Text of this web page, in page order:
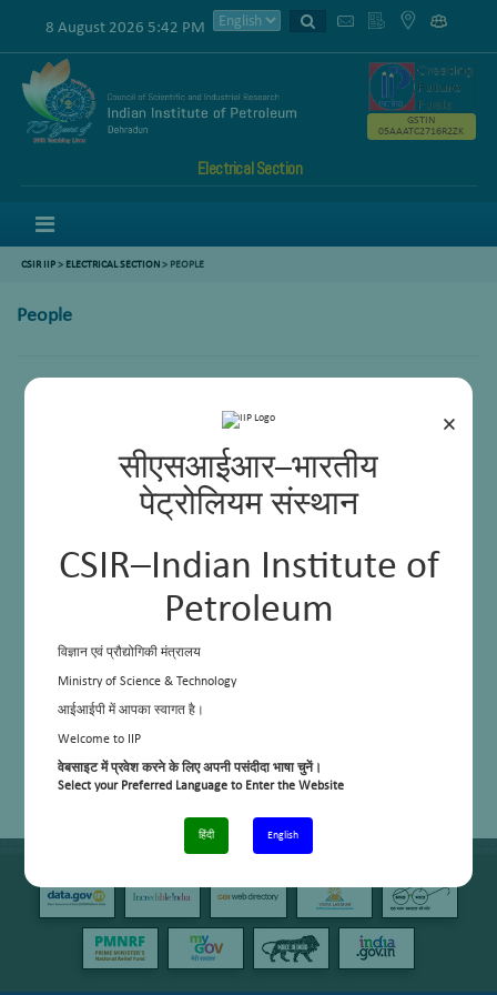
×
सीएसआईआर–भारतीय
पेट्रोलियम संस्थान
CSIR–Indian Institute of
Petroleum
विज्ञान एवं प्रौद्योगिकी मंत्रालय
Ministry of Science & Technology
आईआईपी में आपका स्वागत है।
Welcome to IIP
वेबसाइट में प्रवेश करने के लिए अपनी पसंदीदा भाषा चुनें।
Select your Preferred Language to Enter the Website
हिंदी English
8 August 2026 5:42 PM
Electrical Section
GSTIN
05AAATC2716R2ZK
CSIR IIP> ELECTRICAL SECTION> PEOPLE
People